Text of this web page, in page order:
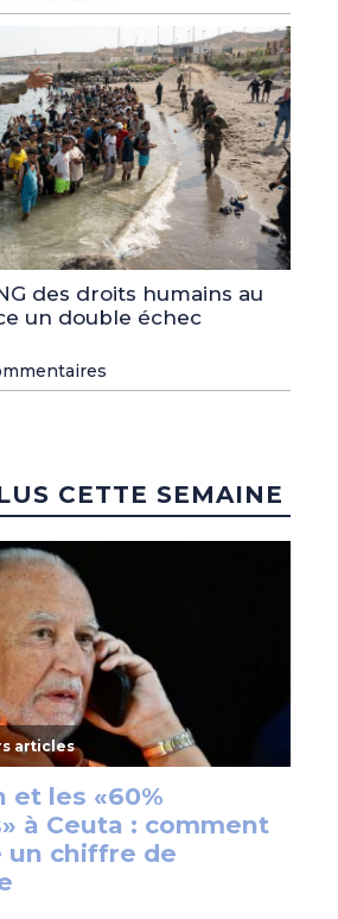
des droits humains au
un double échec
CETTE SEMAINE